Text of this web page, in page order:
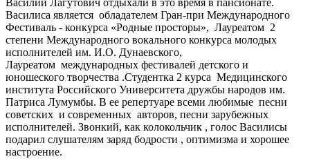
Василий Лагутович отдыхали в это время в пансионате.
Василиса является обладателем Гран-при Международного
Фестиваль - конкурса «Родные просторы», Лауреатом 2
степени Международного вокального конкурса молодых
исполнителей им. И.О. Дунаевского,
Лауреатом международных фестивалей детского и
юношеского творчества .Студентка 2 курса Медицинского
института Российского Университета дружбы народов им.
Патриса Лумумбы. В ее репертуаре всеми любимые песни
советских и современных авторов, песни зарубежных
исполнителей. Звонкий, как колокольчик , голос Василисы
подарил слушателям заряд бодрости , оптимизма и хорошее
настроение.